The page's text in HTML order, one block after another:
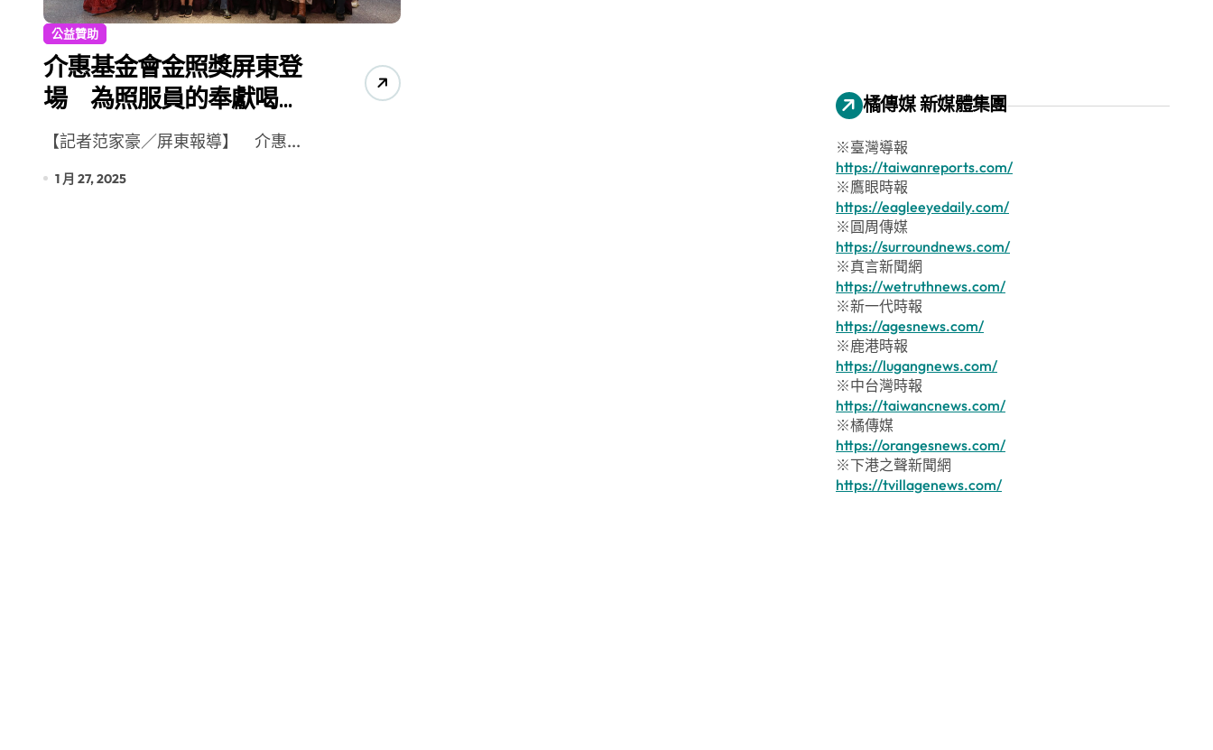
公益贊助
介惠基金會金照獎屏東登
場 為照服員的奉獻喝
采！【記者范家豪／屏東報導】 介惠...
1 月 27, 2025
橘傳媒 新媒體集團
※臺灣導報
https://taiwanreports.com/
※鷹眼時報
https://eagleeyedaily.com/
※圓周傳媒
https://surroundnews.com/
※真言新聞網
https://wetruthnews.com/
※新一代時報
https://agesnews.com/
※鹿港時報
https://lugangnews.com/
※中台灣時報
https://taiwancnews.com/
※橘傳媒
https://orangesnews.com/
※下港之聲新聞網
https://tvillagenews.com/